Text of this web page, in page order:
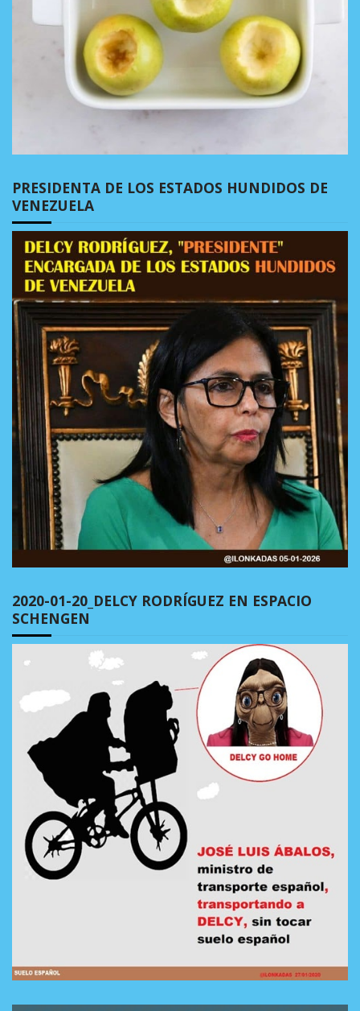
PRESIDENTA DE LOS ESTADOS HUNDIDOS DE
VENEZUELA
2020-01-20_DELCY RODRÍGUEZ EN ESPACIO
SCHENGEN